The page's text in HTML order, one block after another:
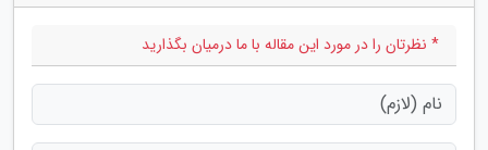
* نظرتان را در مورد این مقاله با ما درمیان بگذارید